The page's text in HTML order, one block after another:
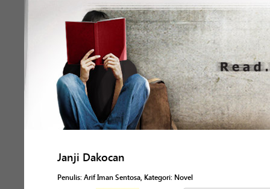
Janji Dakocan
Penulis: Arif Iman Sentosa, Kategori: Novel